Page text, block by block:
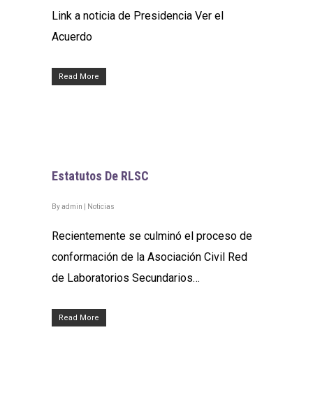
Link a noticia de Presidencia Ver el
Acuerdo
Read More
Estatutos De RLSC
Byadmin Noticias
Recientemente se culminó el proceso de
conformación de la Asociación Civil Red
de Laboratorios Secundarios…
Read More